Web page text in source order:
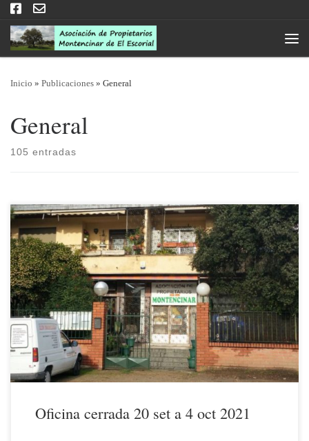
Inicio » Publicaciones » General
General
105 entradas
Comunicamos a nuestros socios que la oficina de la asociación
permanecerá cerrada del 20 de septiembre al 4 de octubre, ambos
incluidos, por vacaciones del administrativo. Para cualquier consulta,
póngase en contacto mediante correo electrónico y se le atenderá a la
mayor brevedad posible. La JUNTA DIRECTIVA
Oficina cerrada 20 set a 4 oct 2021